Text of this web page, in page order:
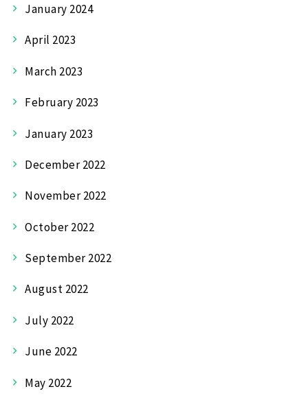
January 2024
April 2023
March 2023
February 2023
January 2023
December 2022
November 2022
October 2022
September 2022
August 2022
July 2022
June 2022
May 2022